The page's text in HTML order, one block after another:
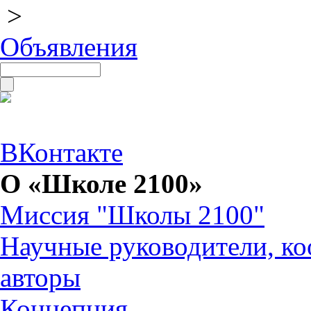
>
Объявления
ВКонтакте
О «Школе 2100»
Миссия "Школы 2100"
Научные руководители,
авторы